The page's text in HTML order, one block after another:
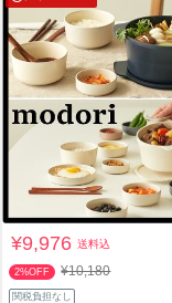
¥9,976送料込
2%OFF ¥10,180
関税負担なし